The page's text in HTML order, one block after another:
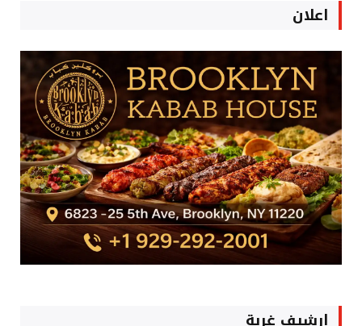
اعلان
ارشيف غربة